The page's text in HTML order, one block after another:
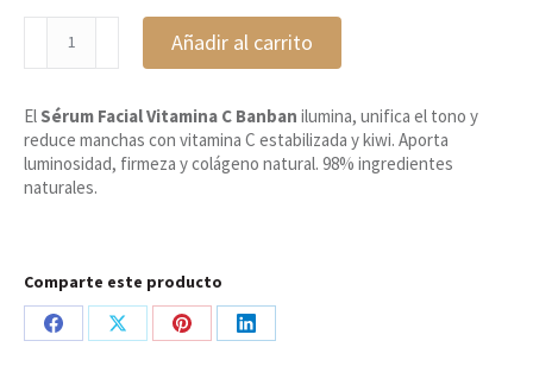
Vitamina
Banban
cantidad
Añadir al carrito
El Sérum Facial Vitamina C Banban ilumina, unifica el tono y
reduce manchas con vitamina C estabilizada y kiwi. Aporta
luminosidad, firmeza y colágeno natural. 98% ingredientes
naturales.
Comparte este producto
Share
Share
Share
Share